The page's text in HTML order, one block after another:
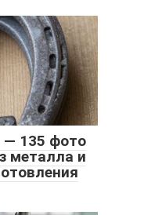
— 135 фото
металла и